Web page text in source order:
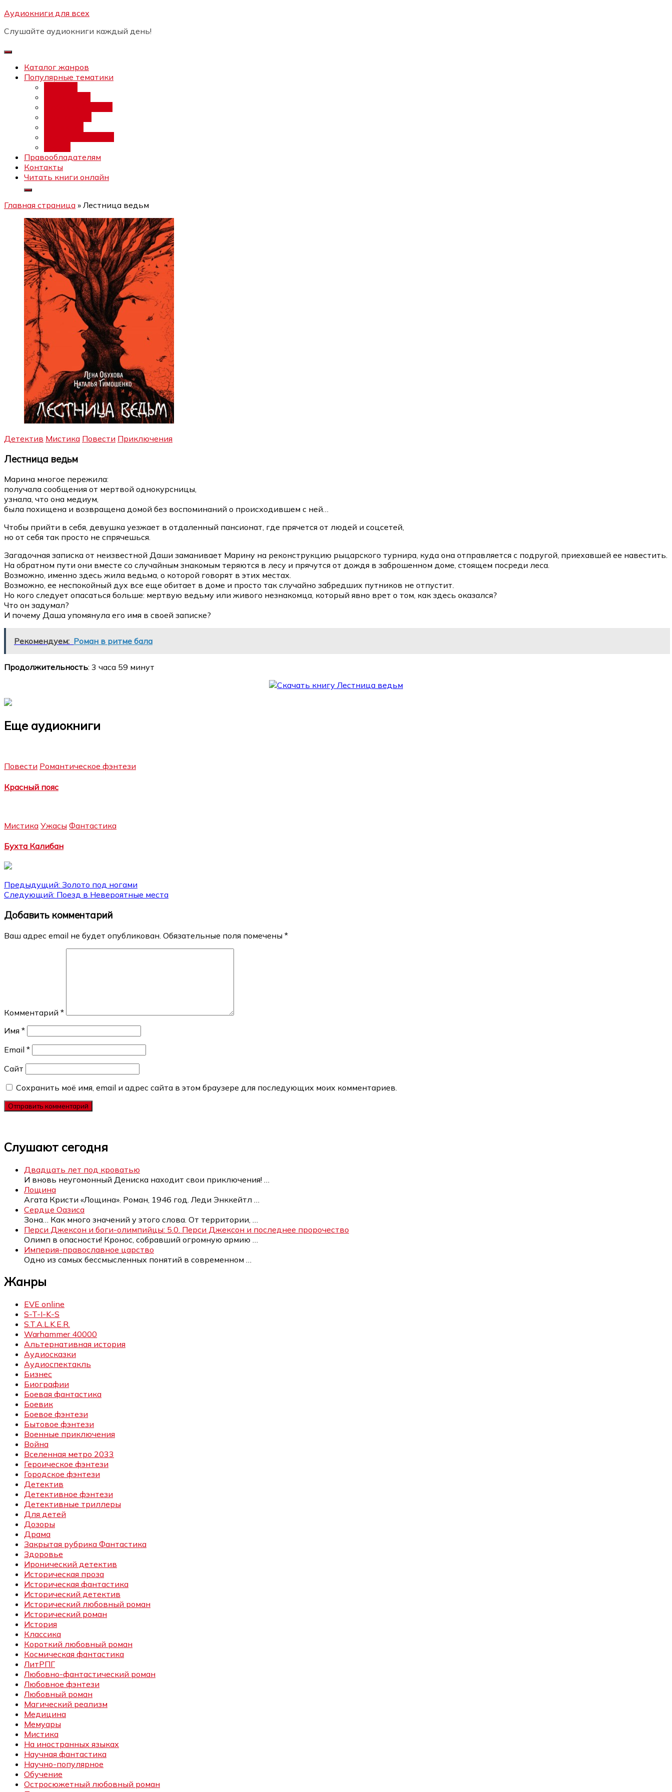
Перейти
содержимому
Аудиокниги для всех
Слушайте аудиокниги каждый день!
Каталог жанров
Популярные тематики
Правообладателям
Контакты
Читать книги онлайн
Главная страница » Лестница ведьм
Детектив Мистика Повести Приключения
Лестница ведьм
Марина многое пережила:
получала сообщения от мертвой однокурсницы,
узнала, что она медиум,
была похищена и возвращена домой без воспоминаний о происходившем с ней…
Чтобы прийти в себя, девушка уезжает в отдаленный пансионат, где прячется от людей и соцсетей,
но от себя так просто не спрячешься.
Загадочная записка от неизвестной Даши заманивает Марину на реконструкцию рыцарского турнира, куда она отправляется с подругой, приехавшей ее навестить.
На обратном пути они вместе со случайным знакомым теряются в лесу и прячутся от дождя в заброшенном доме, стоящем посреди леса.
Возможно, именно здесь жила ведьма, о которой говорят в этих местах.
Возможно, ее неспокойный дух все еще обитает в доме и просто так случайно забредших путников не отпустит.
Но кого следует опасаться больше: мертвую ведьму или живого незнакомца, который явно врет о том, как здесь оказался?
Что он задумал?
И почему Даша упомянула его имя в своей записке?
Рекомендуем: Роман в ритме бала
Продолжительность: 3 часа 59 минут
Еще аудиокниги
Повести Романтическое фэнтези
Красный пояс
Мистика Ужасы Фантастика
Бухта Калибан
Навигация
по
записям
Предыдущий: Золото под ногами
Следующий: Поезд в Невероятные места
Добавить комментарий
Ваш адрес email не будет опубликован. Обязательные поля помечены *
Комментарий *
Имя *
Email *
Сайт
Сохранить моё имя, email и адрес сайта в этом браузере для последующих моих комментариев.
Слушают сегодня
Двадцать лет под кроватью
И вновь неугомонный Дениска находит свои приключения!
Лощина
Агата Кристи «Лощина». Роман, 1946 год. Леди Энккейтл
Сердце Оазиса
Зона… Как много значений у этого слова. От территории,
Перси Джексон и боги-олимпийцы: 5.0. Перси Джексон и последнее пророчество
Олимп в опасности! Кронос, собравший огромную армию
Империя-православное царство
Одно из самых бессмысленных понятий в современном
Жанры
EVE online
S-T-I-K-S
S.T.A.L.K.E.R.
Warhammer 40000
Альтернативная история
Аудиосказки
Аудиоспектакль
Бизнес
Биографии
Боевая фантастика
Боевик
Боевое фэнтези
Бытовое фэнтези
Военные приключения
Война
Вселенная метро 2033
Героическое фэнтези
Городское фэнтези
Детектив
Детективное фэнтези
Детективные триллеры
Для детей
Дозоры
Драма
Закрытая рубрика Фантастика
Здоровье
Иронический детектив
Историческая проза
Историческая фантастика
Исторический детектив
Исторический любовный роман
Исторический роман
История
Классика
Короткий любовный роман
Космическая фантастика
ЛитРПГ
Любовно-фантастический роман
Любовное фэнтези
Любовный роман
Магический реализм
Медицина
Мемуары
Мистика
На иностранных языках
Научная фантастика
Научно-популярное
Обучение
Остросюжетный любовный роман